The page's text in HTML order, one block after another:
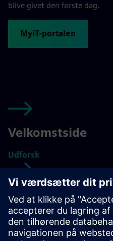
blive givet den første dag.
MyIT-portalen
Velkomstside
Udforsk
Om Siemens
Udforsk